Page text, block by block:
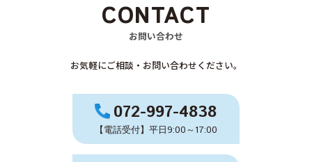
CONTACT
お問い合わせ
お気軽にご相談・お問い合わせください。
072-997-4838
【電話受付】平日9:00～17:00